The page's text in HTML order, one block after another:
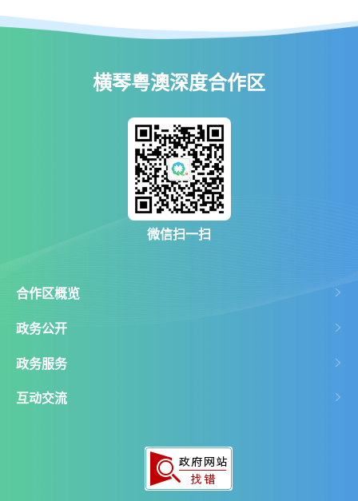
横琴粤澳深度合作区
微信扫一扫
合作区概览
政务公开
政务服务
互动交流